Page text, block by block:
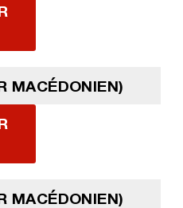
MACÉDONIEN)
MACÉDONIEN)